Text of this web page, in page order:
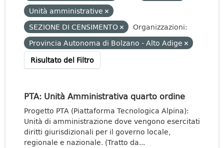
Unità amministrative
SEZIONE DI CENSIMENTO
Organizzazioni:
Provincia Autonoma di Bolzano - Alto Adige
Risultato del Filtro
PTA: Unità Amministrativa quarto ordine
Progetto PTA (Piattaforma Tecnologica Alpina):
Unità di amministrazione dove vengono esercitati
diritti giurisdizionali per il governo locale,
regionale e nazionale. (Tratto da...